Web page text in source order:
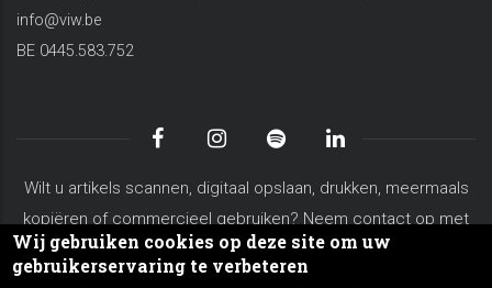
info@viw.be
BE 0445.583.752
Wilt u artikels scannen, digitaal opslaan, drukken, meermaals
kopiëren of commercieel gebruiken? Neem contact op met
koen.vanderschaeghe@viw.be
Wij gebruiken cookies op deze site om uw
gebruikerservaring te verbeteren